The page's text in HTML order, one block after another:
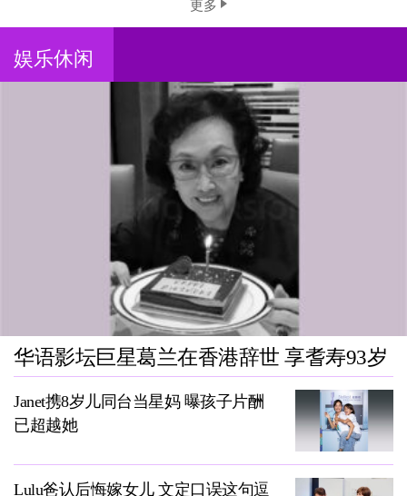
更多
娱乐休闲
华语影坛巨星葛兰在香港辞世 享耆寿93岁
Janet携8岁儿同台当星妈 曝孩子片酬
已超越她
Lulu爸认后悔嫁女儿 文定口误这句逗